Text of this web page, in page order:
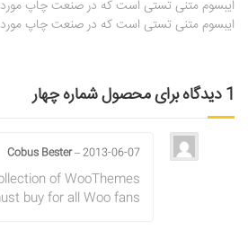
ایبسوم متنی تستی است که در صنعت چاپ مورد
ایبسوم متنی تستی است که در صنعت چاپ مورد
1 دیدگاه برای محصول شماره چهار
Cobus Bester–2013-06-07
of WooThemes
buy for all Woo fans.